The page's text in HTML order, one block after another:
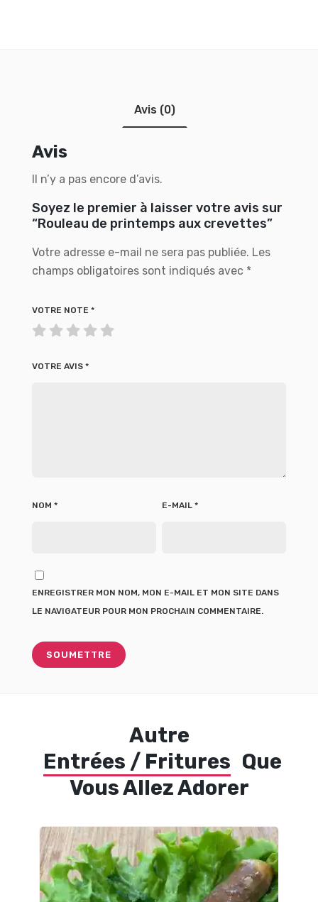
Avis (0)
Avis
Il n’y a pas encore d’avis.
Soyez le premier à laisser votre avis sur
“Rouleau de printemps aux crevettes”
Votre adresse e-mail ne sera pas publiée. Les
champs obligatoires sont indiqués avec *
VOTRE NOTE *
VOTRE AVIS *
NOM * E-MAIL *
ENREGISTRER MON NOM, MON E-MAIL ET MON SITE DANS
LE NAVIGATEUR POUR MON PROCHAIN COMMENTAIRE.
Autre
Entrées / Fritures Que
Vous Allez Adorer